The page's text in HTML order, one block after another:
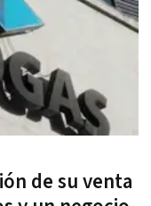
de su venta